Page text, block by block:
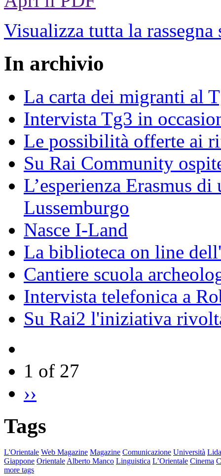
Visualizza tutta la rassegna
In archivio
La carta dei migranti al
Intervista Tg3 in
Le possibilità offerte ai
Su Rai Community
L’esperienza Erasmus
Lussemburgo
Nasce I-Land
La biblioteca on line
Cantiere scuola
Intervista telefonica a
Su Rai2 l'iniziativa
1 of 27
››
Tags
L'Orientale Web Magazine Magazine Comunicazione Università
Giappone Orientale Alberto Manco Linguistica L’Orientale Cinema
more tags